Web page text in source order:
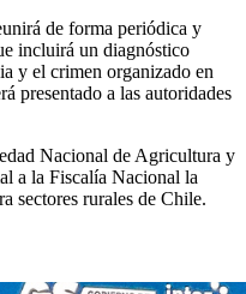
de forma periódica y
incluirá un diagnóstico
y el crimen organizado en
presentado a las autoridades
Nacional de Agricultura y
a la Fiscalía Nacional la
sectores rurales de Chile.